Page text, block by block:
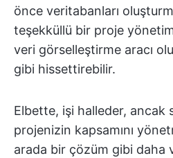
önce veritabanları
teşekküllü bir proje
veri görselleştirme aracı
gibi hissettirebilir.
Elbette, işi halleder, ancak
projenizin kapsamını
arada bir çözüm gibi daha